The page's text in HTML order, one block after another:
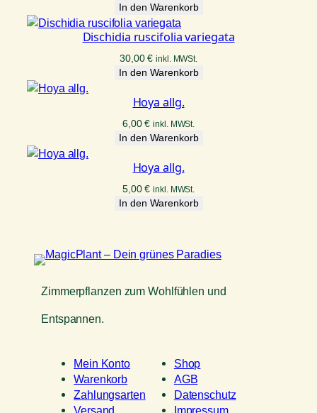
In den Warenkorb
Dischidia ruscifolia variegata
30,00€ inkl. MWSt.
In den Warenkorb
Hoya allg.
6,00€ inkl. MWSt.
In den Warenkorb
Hoya allg.
5,00€ inkl. MWSt.
In den Warenkorb
Zimmerpflanzen zum Wohlfühlen und
Entspannen.
Mein Konto
Warenkorb
Zahlungsarten
Versand
Shop
AGB
Datenschutz
Impressum